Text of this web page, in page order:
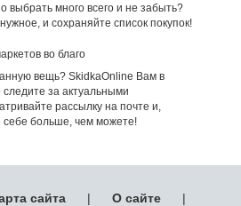
выбрать много всего и не забыть?
и сохраняйте список покупок!
во благо
вещь? SkidkaOnline Вам в
за актуальными
рассылку на почте и,
себе больше, чем можете!
сайта | О сайте |